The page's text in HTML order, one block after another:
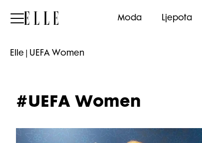
Elle Moda Ljepota
Elle UEFA Women
#UEFA Women